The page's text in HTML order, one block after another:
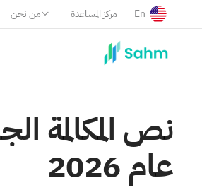
من نحن مركز المساعدة En
نص المكالمة
عام 2026